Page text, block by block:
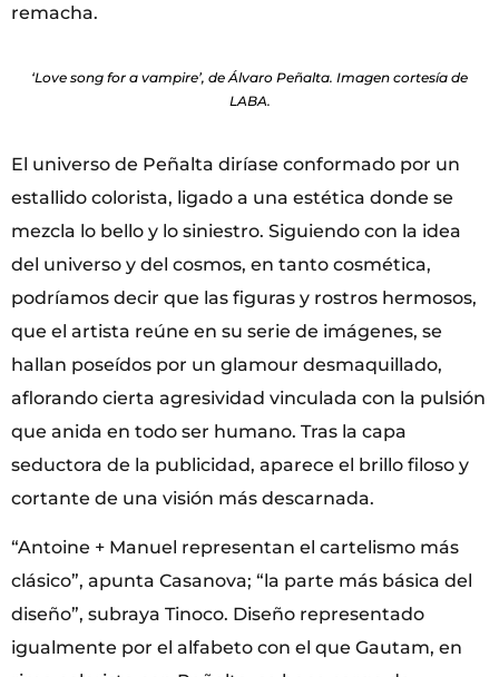
remacha.
‘Love song for a vampire’, de Álvaro Peñalta. Imagen cortesía de
LABA.
El universo de Peñalta diríase conformado por un
estallido colorista, ligado a una estética donde se
mezcla lo bello y lo siniestro. Siguiendo con la idea
del universo y del cosmos, en tanto cosmética,
podríamos decir que las figuras y rostros hermosos,
que el artista reúne en su serie de imágenes, se
hallan poseídos por un glamour desmaquillado,
aflorando cierta agresividad vinculada con la pulsión
que anida en todo ser humano. Tras la capa
seductora de la publicidad, aparece el brillo filoso y
cortante de una visión más descarnada.
“Antoine + Manuel representan el cartelismo más
clásico”, apunta Casanova; “la parte más básica del
diseño”, subraya Tinoco. Diseño representado
igualmente por el alfabeto con el que Gautam, en